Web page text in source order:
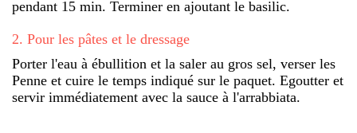
pendant 15 min. Terminer en ajoutant le basilic.
2. Pour les pâtes et le dressage
Porter l'eau à ébullition et la saler au gros sel, verser les
Penne et cuire le temps indiqué sur le paquet. Egoutter et
servir immédiatement avec la sauce à l'arrabbiata.